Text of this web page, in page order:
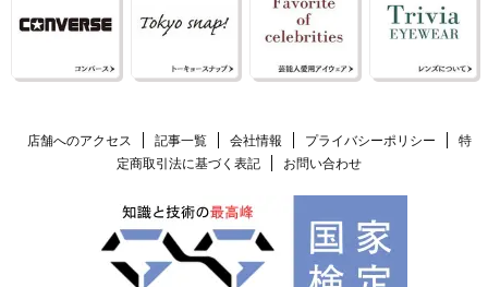
店舗へのアクセス 記事一覧 会社情報 プライバシーポリシー
特
定商取引法に基づく表記
お問い合わせ